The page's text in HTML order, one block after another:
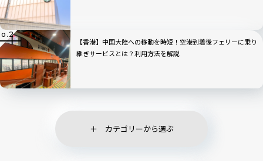
【香港】中国大陸への移動を時短！空港到着後フェリーに乗り
継ぎサービスとは？利用方法を解説
カテゴリーから選ぶ